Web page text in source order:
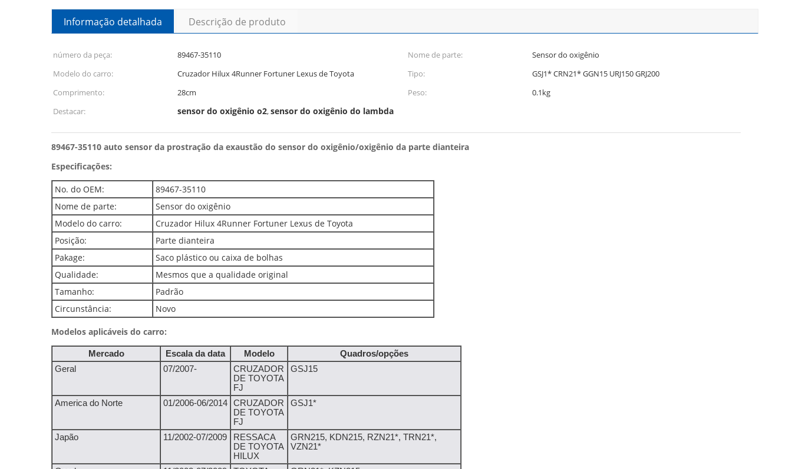
Informação detalhada Descrição de produto
número da peça: 89467-35110 Nome de parte:
Sensor do oxigênio
Modelo do carro:
Cruzador Hilux 4Runner Fortuner Lexus de Toyota Tipo:
GSJ1* CRN21* GGN15 URJ150 GRJ200
Comprimento:
28cm Peso:
0.1kg
Destacar:
sensor do oxigênio o2,sensor do oxigênio do lambda
89467-35110 auto sensor da prostração da exaustão do sensor do oxigênio/oxigênio da parte dianteira
Especificações:
No. do OEM:
89467-35110
Nome de parte:
Sensor do oxigênio
Modelo do carro:
Cruzador Hilux 4Runner Fortuner Lexus de Toyota
Posição:
Parte dianteira
Pakage:
Saco plástico ou caixa de bolhas
Qualidade:
Mesmos que a qualidade original
Tamanho:
Padrão
Circunstância:
Novo
Modelos aplicáveis do carro:
Mercado Escala da data Modelo
Quadros/opções
Geral
07/2007-
CRUZADOR
DE TOYOTA
FJ
GSJ15
America do Norte 01/2006-06/2014
CRUZADOR
DE TOYOTA
FJ
GSJ1*
Japão 11/2002-07/2009
RESSACA
DE TOYOTA
HILUX
GRN215, KDN215, RZN21*, TRN21*,
VZN21*